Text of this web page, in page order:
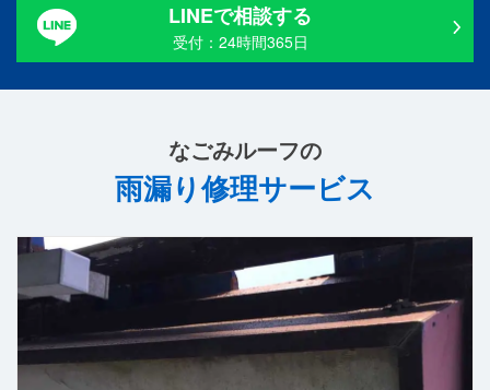
LINEで相談する
受付：24時間365日
なごみルーフの
雨漏り修理サービス